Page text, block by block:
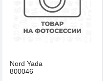
Nord Yada
800046